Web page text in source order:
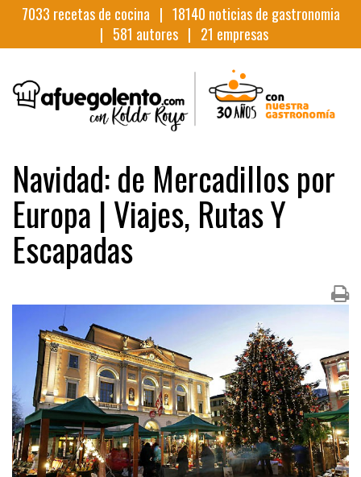
7033 recetas de cocina | 18140 noticias de gastronomia
| 581 autores | 21 empresas
Navidad: de Mercadillos por
Europa | Viajes, Rutas Y
Escapadas